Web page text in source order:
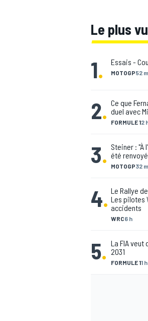
Le plus
1. MOTOGP52
Essais -
2. FORMULE 12
Ce que
duel avec
3. MOTOGP32
Steiner : "À
été
4.
WRC6 h
Le Rallye
Les pilotes
accidents
5. FORMULE 11 h
La FIA veut
2031